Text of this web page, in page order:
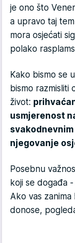
je ono što
a upravo taj
mora osjećati
polako
Kako bismo se
bismo razmisliti
život:
usmjerenost
njegovanje
Posebnu
koji se događa
Ako vas
donose,